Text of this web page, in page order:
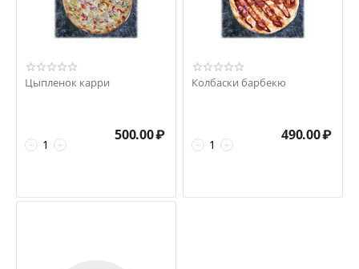
Цыпленок карри
+
−
500.00₽
Колбаски барбекю
+
−
490.00₽